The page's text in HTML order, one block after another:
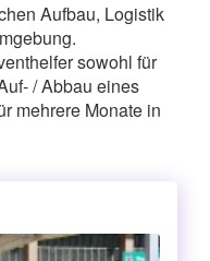
Aufbau, Logistik
sowohl für
/ Abbau eines
mehrere Monate in